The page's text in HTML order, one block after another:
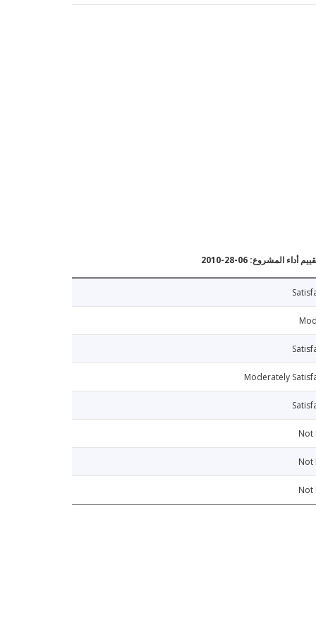
أداء المشروع: 06-28-2010
Moderately
Not
Not
Not